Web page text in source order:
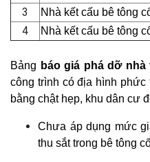
3 Nhà kết cấu bê tông
4 Nhà kết cấu bê tông
Bảng báo giá phá dỡ nhà
công trình có địa hình phức
bằng chật hẹp, khu dân cư
Chưa áp dụng mức
thu sắt trong bê tông